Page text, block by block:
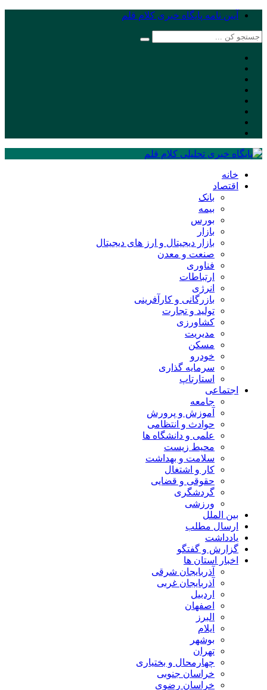
آیین نامه پایگاه خبری کلام قلم
خانه
اقتصاد
بانک
بیمه
بورس
بازار
بازار دیجیتال و ارز های دیجیتال
صنعت و معدن
فناوری
ارتباطات
انرژی
بازرگانی و کارآفرینی
تولید و تجارت
کشاورزی
مدیریت
مسکن
خودرو
سرمایه گذاری
استارتاپ
اجتماعی
جامعه
آموزش و پرورش
حوادث و انتظامی
علمی و دانشگاه ها
محیط زیست
سلامت و بهداشت
کار و اشتغال
حقوقی و قضایی
گردشگری
ورزشی
بین الملل
ارسال مطلب
یادداشت
گزارش و گفتگو
اخبار استان ها
آذربایجان شرقی
آذربایجان غربی
اردبیل
اصفهان
البرز
ایلام
بوشهر
تهران
چهارمحال و بختیاری
خراسان جنوبی
خراسان رضوی